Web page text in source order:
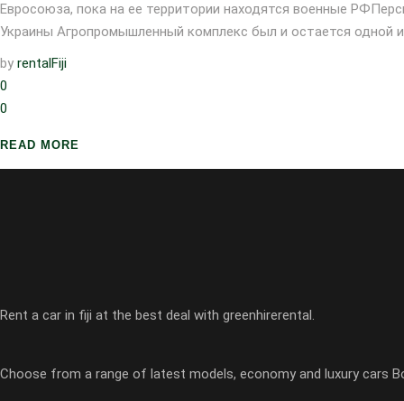
Евросоюза, пока на ее территории находятся военные
Украины Агропромышленный комплекс был и остается одной
by rentalFiji
0
0
READ MORE
Rent a car in fiji at the best deal with greenhirerental.
Choose from a range of latest models, economy and luxury cars